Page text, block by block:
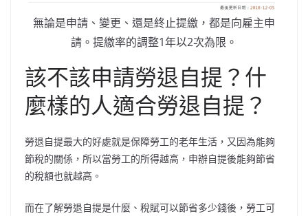
無論是申請、變更、還是終止提繳，都是向雇主申
請。提繳率的調整1年以2次為限。
該不該申請勞退自提？什
麼樣的人適合勞退自提？
勞退自提最大的好處就是保障勞工的老年生活，又因為能夠
節稅的關係，所以當勞工的所得越高，申辦自提後能夠節省
的稅額也就越高。
而在了解勞退自提是什麼、稅賦可以節省多少錢後，勞工可